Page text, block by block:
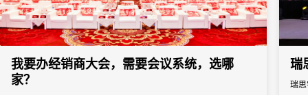
我要办经销商大会，需要会议系统，选哪
家？
瑞
瑞